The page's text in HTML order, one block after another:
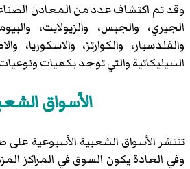
وقد تم اكتشاف عدد من المعادن
الجيري، والجبس، والزيولايت،
والفلدسبار، والكوارتز، والاسكوريا،
السيليكاتية والتي توجد بكميات
الأسواق
تنتشر الأسواق الشعبية الأسبوعية
وفي العادة يكون السوق في المراكز